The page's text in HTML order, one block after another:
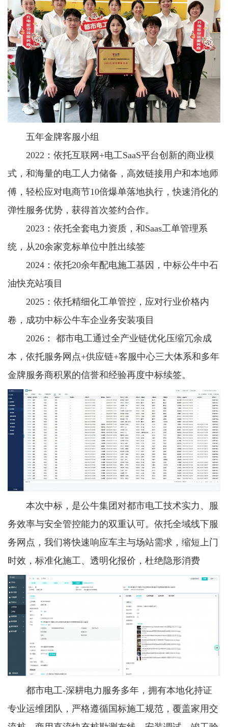
五年金牌客服小组
2022：依托互联网+电工SaaS平台创新的商业模
式，和海量的电工人力储备，高效链接用户和本地师
傅，轻松应对电商节10倍爆单落地执行，快速消化的
弹性服务优势，获得首次签约合作。
2023：依托全套电力资质，和Saas工单管理系
统，从20余家竞标单位中胜出续签
2024：依托20余年配电施工基因，中标公牛中石
油快充站项目
2025：依托精细化工单管控，应对行业价格内
卷，成功中标公牛车企业务安装项目
2026： 都市电工通过全产业链优化压缩冗余成
本，依托服务网点+供应链+客服中心三大体系和多年
金牌服务商积累的信誉和经验再度中标续签。
本次中标，是公牛集团对都市电工技术实力、服
务效率与安全管控能力的双重认可。依托全域线下服
务网点，我们将快速响应车主与场站需求，缩短上门
时效，标准化施工、透明化报价，杜绝隐形消费
都市电工-深耕电力服务多年，拥有本地化持证
专业运维团队，严格遵循国标施工规范，覆盖家用交